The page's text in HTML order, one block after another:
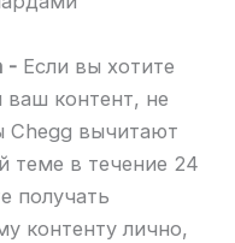
- Если вы хотите
ваш контент, не
Chegg вычитают
теме в течение 24
получать
контенту лично,